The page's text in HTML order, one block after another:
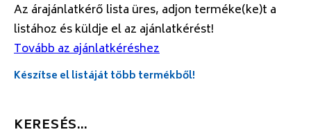
Az árajánlatkérő lista üres, adjon terméke(ke)t a
listához és küldje el az ajánlatkérést!
Tovább az ajánlatkéréshez
Készítse el listáját több termékből!
KERESÉS…